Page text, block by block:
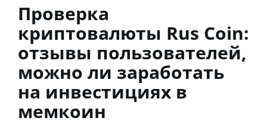
Проверка
криптовалюты Rus Coin:
отзывы пользователей,
можно ли заработать
на инвестициях в
мемкоин